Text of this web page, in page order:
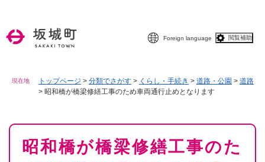
Foreign language 閲覧補助
現在地 トップページ > 分類でさがす > くらし・手続き > 道路・公園 > 道路
> 昭和橋が橋梁修繕工事のため車両通行止めとなります
本
昭和橋が橋梁修繕工事のた